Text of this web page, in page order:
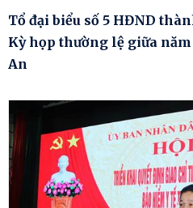
Tổ đại biểu số 5 HĐND
Kỳ họp thường lệ giữa
An